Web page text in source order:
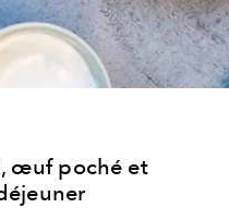
œuf poché et